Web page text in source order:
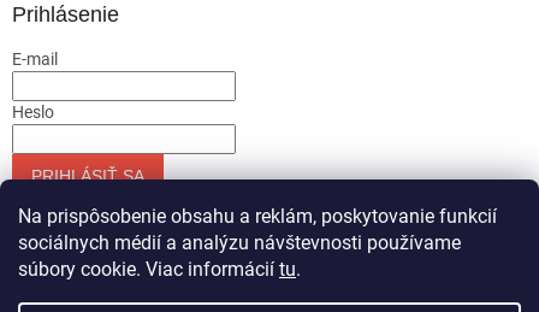
Na prispôsobenie obsahu a reklám, poskytovanie funkcií
sociálnych médií a analýzu návštevnosti používame
súbory cookie. Viac informácií tu.
Prihlásenie
E-mail
Heslo
PRIHLÁSIŤ SA
Nová registráciaZabudnuté heslo